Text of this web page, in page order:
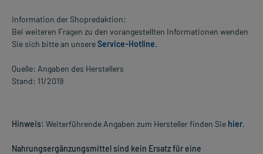
Information der Shopredaktion:
Bei weiteren Fragen zu den vorangestellten Informationen wenden
Sie sich bitte an unsereService-Hotline.
Quelle: Angaben des Herstellers
Stand: 11/2019
Hinweis: Weiterführende Angaben zum Hersteller finden Sie hier.
Nahrungsergänzungsmittel sind kein Ersatz für eine